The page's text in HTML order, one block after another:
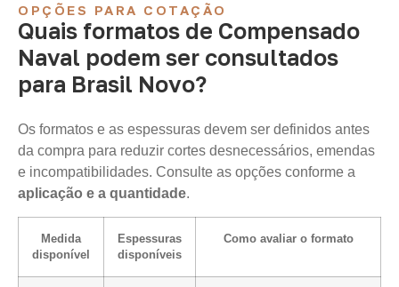
OPÇÕES PARA COTAÇÃO
Quais formatos de Compensado
Naval podem ser consultados
para Brasil Novo?
Os formatos e as espessuras devem ser definidos antes
da compra para reduzir cortes desnecessários, emendas
e incompatibilidades. Consulte as opções conforme a
aplicação e a quantidade.
Medida
disponível
Espessuras
disponíveis
Como avaliar o formato